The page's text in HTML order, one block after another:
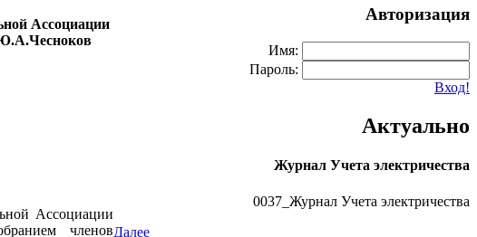
Ассоциации
Ю.А.Чесноков
Ассоциации
членов
Авторизация
Имя:
Пароль:
Вход!
Актуально
Журнал Учета электричества
0037_Журнал Учета электричества
Далее